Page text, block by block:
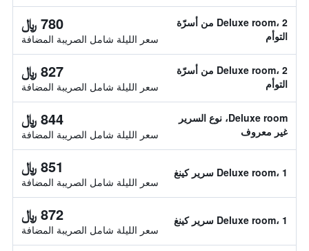
Deluxe room، 2 من أسرّة
التوأم
780 ﷼
سعر الليلة شامل الصريبة المضافة
Deluxe room، 2 من أسرّة
التوأم
827 ﷼
سعر الليلة شامل الصريبة المضافة
Deluxe room، نوع السرير
غير معروف
844 ﷼
سعر الليلة شامل الصريبة المضافة
Deluxe room، 1 سرير كينغ 851 ﷼
سعر الليلة شامل الصريبة المضافة
Deluxe room، 1 سرير كينغ 872 ﷼
سعر الليلة شامل الصريبة المضافة